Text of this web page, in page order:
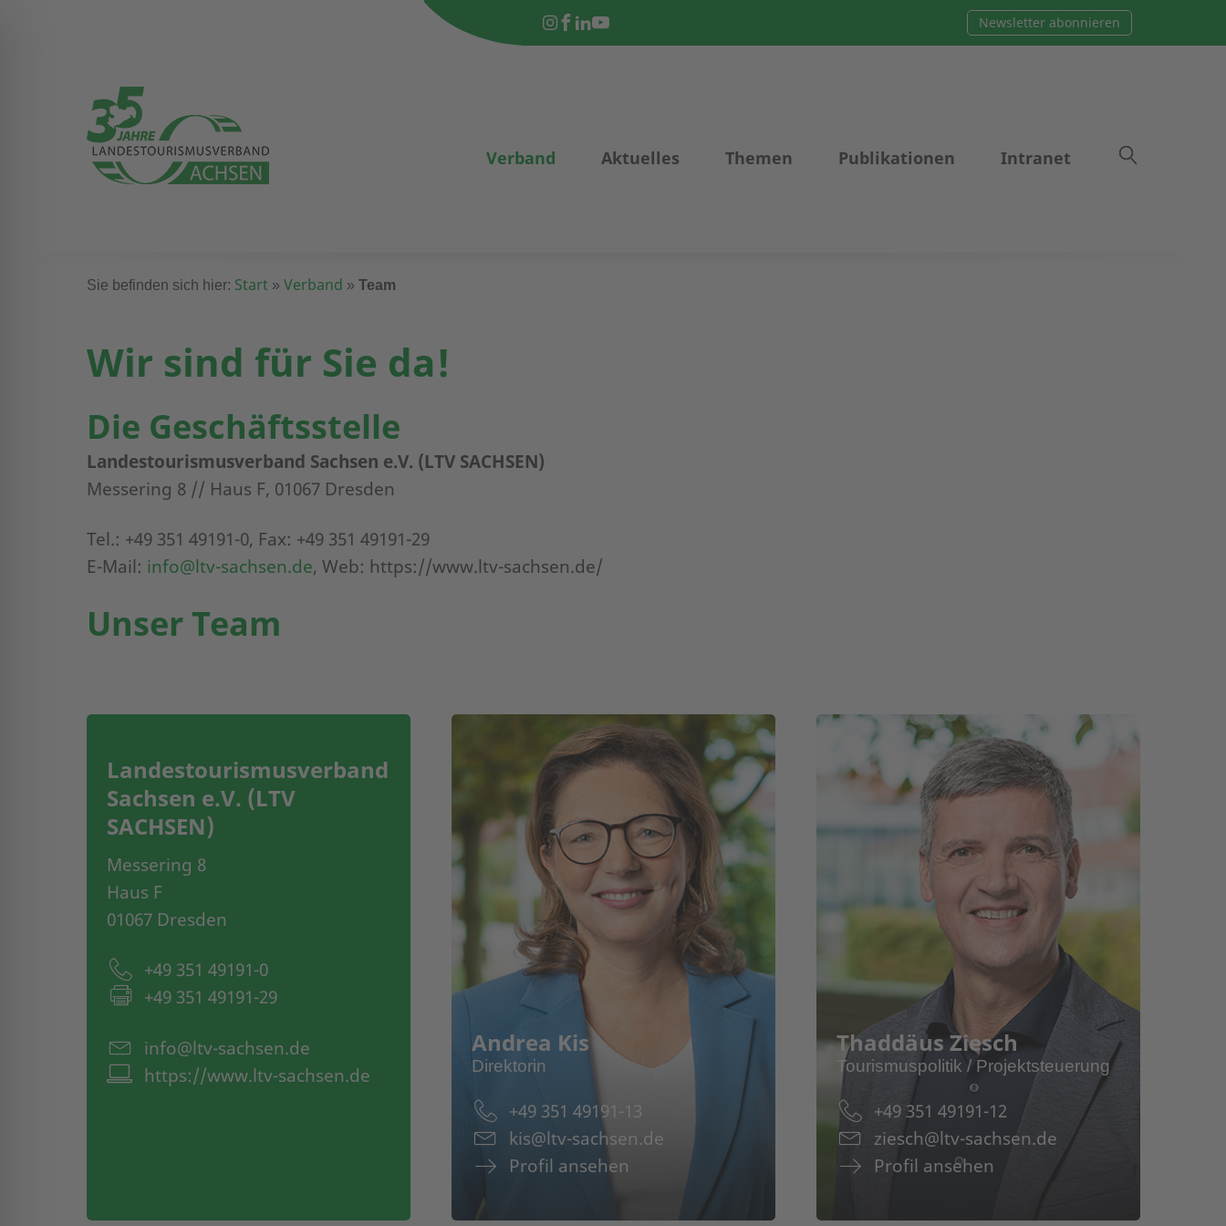
Newsletter abonnieren
Verband Aktuelles Themen Publikationen Intranet
Sie befinden sich hier: Start» Verband » Team
Wir sind für Sie da!
Die Geschäftsstelle
Landestourismusverband Sachsen e.V. (LTV SACHSEN)
Messering 8 // Haus F, 01067 Dresden
Tel.: +49 351 49191-0, Fax: +49 351 49191-29
E-Mail: info@ltv-sachsen.de, Web: https://www.ltv-sachsen.de/
Unser Team
Landestourismusverband
Sachsen e.V. (LTV
SACHSEN)
Messering 8
Haus F
01067 Dresden
+49 351 49191-0
+49 351 49191-29
info@ltv-sachsen.de
https://www.ltv-sachsen.de
Andrea Kis
Direktorin
+49 351 49191-13
kis@ltv-sachsen.de
Profil ansehen
Facharbeit / Grundsatzfragen
Destinationsentwicklung
Finanzierung im Tourismus
Verbands- und Gremienarbeit
Tourismuspolitik
Thaddäus Ziesch
Tourismuspolitik / Projektsteuerung
+49 351 49191-12
ziesch@ltv-sachsen.de
Profil ansehen